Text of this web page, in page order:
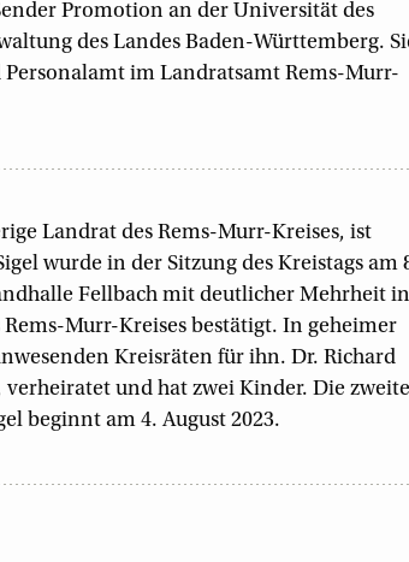
Promotion an der Universität des
des Landes Baden-Württemberg.
im Landratsamt Rems-Murr-
Landrat des Rems-Murr-Kreises, ist
wurde in der Sitzung des Kreistags am
Fellbach mit deutlicher Mehrheit in
Murr-Kreises bestätigt. In geheimer
Kreisräten für ihn. Dr. Richard
und hat zwei Kinder. Die zweite
beginnt am 4. August 2023.